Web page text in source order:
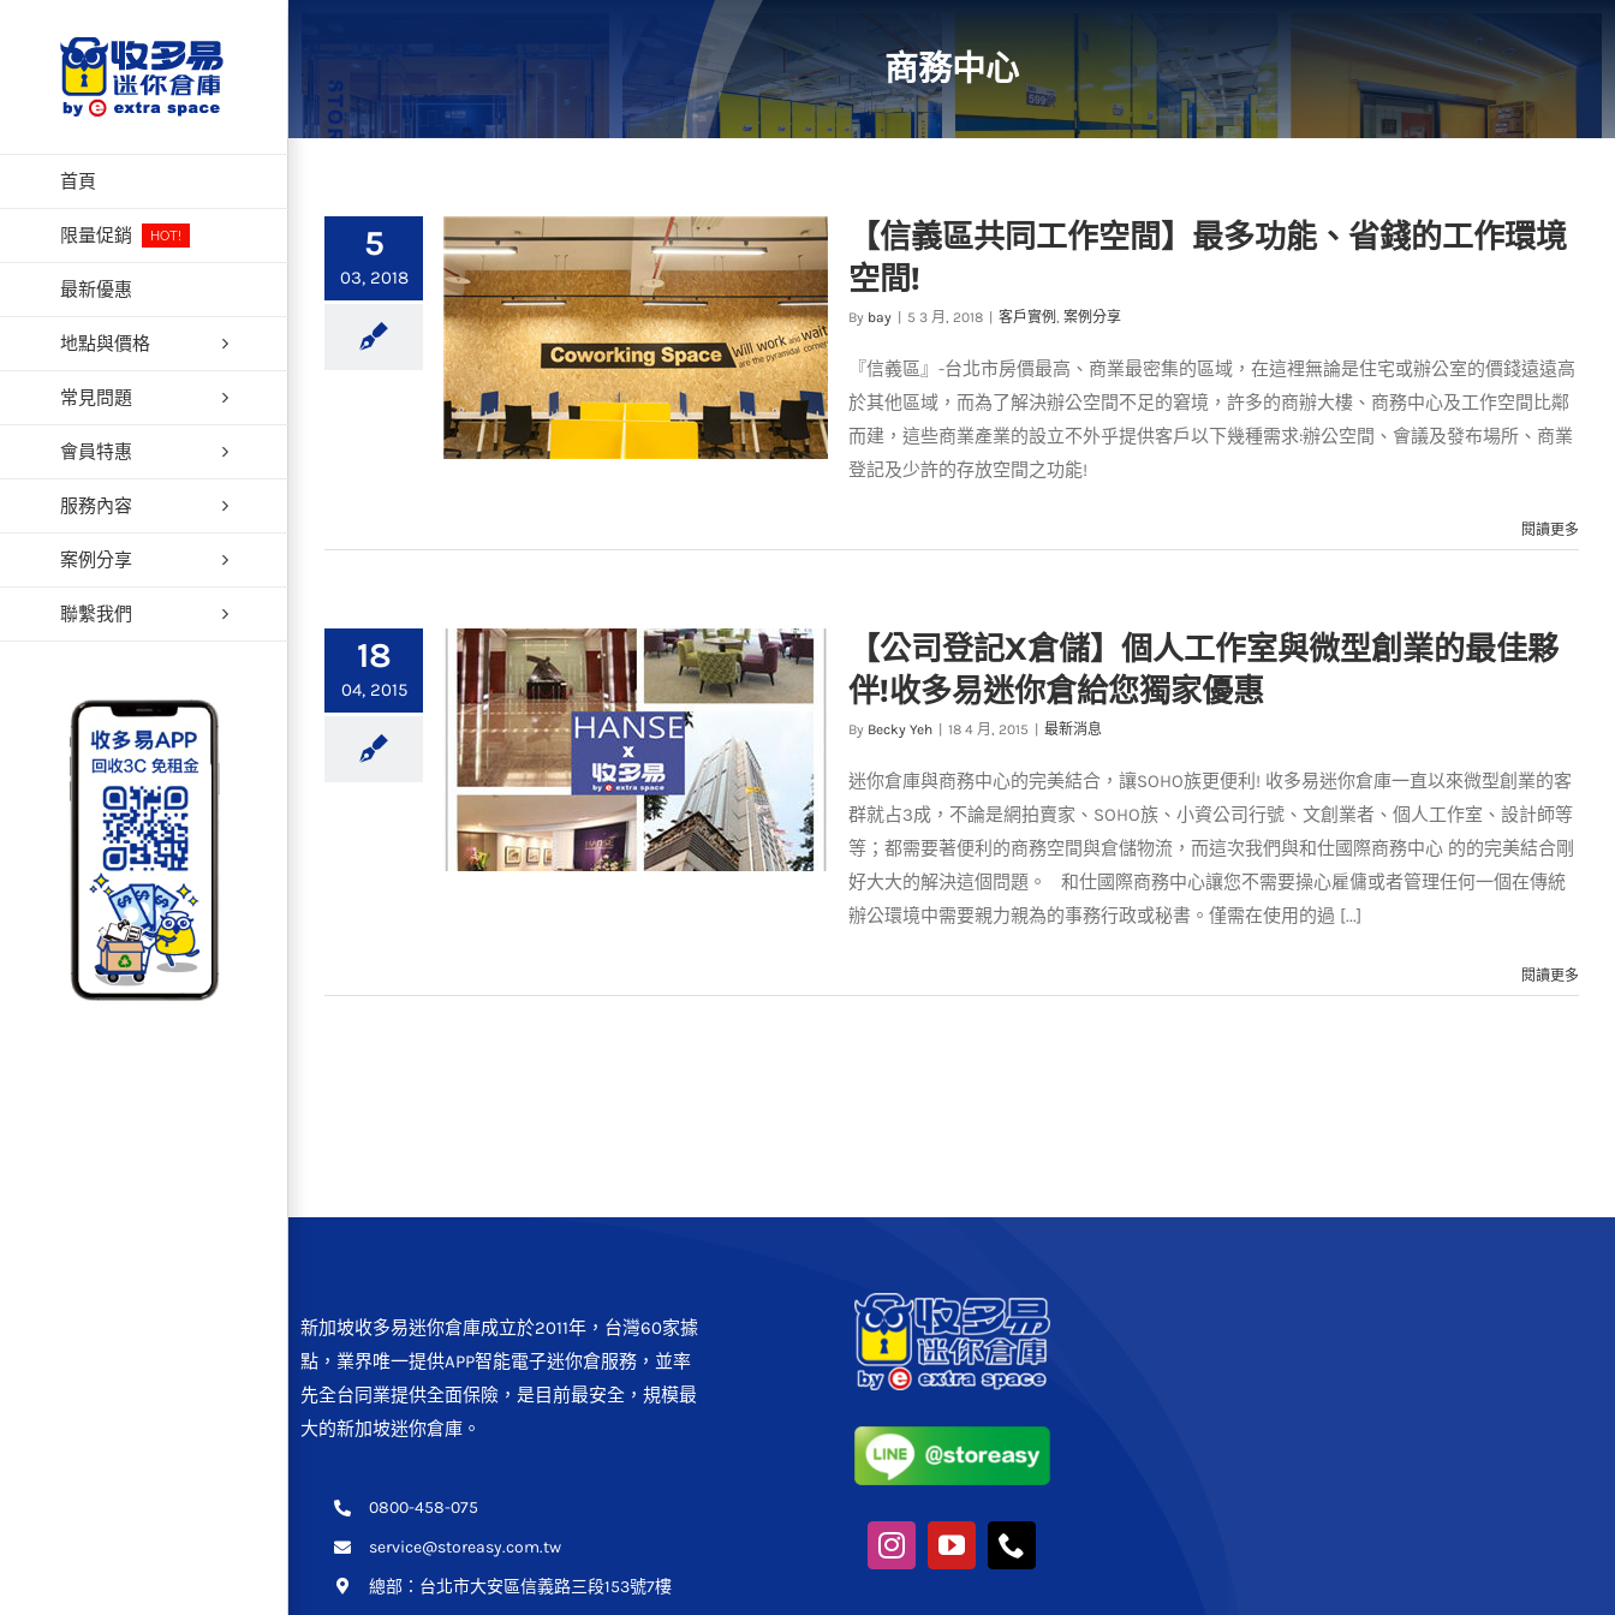
首頁
限量促銷 HOT!
最新優惠
地點與價格
常見問題
會員特惠
服務內容
案例分享
聯繫我們
商務中心
5
03, 2018
客戶實例 案例分享
【信義區共同工作空間】最多功能、省錢的工作環境
空間!
By bay 5 3 月, 2018 客戶實例 , 案例分享
『信義區』-台北市房價最高、商業最密集的區域，在這裡無論是住宅或辦公室的價錢遠遠高
於其他區域，而為了解決辦公空間不足的窘境，許多的商辦大樓、商務中心及工作空間比鄰
而建，這些商業產業的設立不外乎提供客戶以下幾種需求:辦公空間、會議及發布場所、商業
登記及少許的存放空間之功能!
閱讀更多
18
04, 2015
【公司登記X倉儲】個人工作室與微型創業的最佳夥
伴!收多易迷你倉給您獨家優惠
By Becky Yeh 18 4 月, 2015 最新消息
迷你倉庫與商務中心的完美結合，讓SOHO族更便利! 收多易迷你倉庫一直以來微型創業的客
群就占3成，不論是網拍賣家、SOHO族、小資公司行號、文創業者、個人工作室、設計師等
等；都需要著便利的商務空間與倉儲物流，而這次我們與和仕國際商務中心 的的完美結合剛
好大大的解決這個問題。 和仕國際商務中心讓您不需要操心雇傭或者管理任何一個在傳統
辦公環境中需要親力親為的事務行政或秘書。僅需在使用的過 [...]
閱讀更多
新加坡收多易迷你倉庫成立於2011年，台灣60家據
點，業界唯一提供APP智能電子迷你倉服務，並率
先全台同業提供全面保險，是目前最安全，規模最
大的新加坡迷你倉庫。
0800-458-075
service@storeasy.com.tw
總部： 台北市大安區信義路三段153號7樓